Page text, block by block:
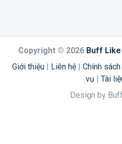
Copyright © 2026 Buff Like
Giới thiệu | Liên hệ | Chính
vụ | Tài
Design by